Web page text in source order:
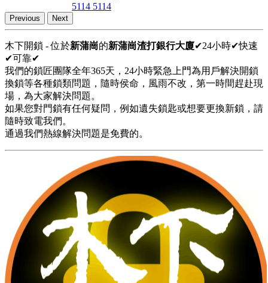
5114 5114
Previous Next
木下開鎖 - 位於新蒲崗的新蒲崗渣打銀行大廈✔24小時✔快速
✔可靠✔
我們的鎖匠團隊全年365天，24小時緊急上門為用戶解決開鎖
換鎖等各種鎖類問題，隨時侯命，風雨不改，第一時間趕赴現
場，為大家解決問題。
如果您對門鎖有任何疑問，例如遺失鎖匙或想要更換新鎖，請
隨時致電我們。
通過我們熱線解決問題是免費的。